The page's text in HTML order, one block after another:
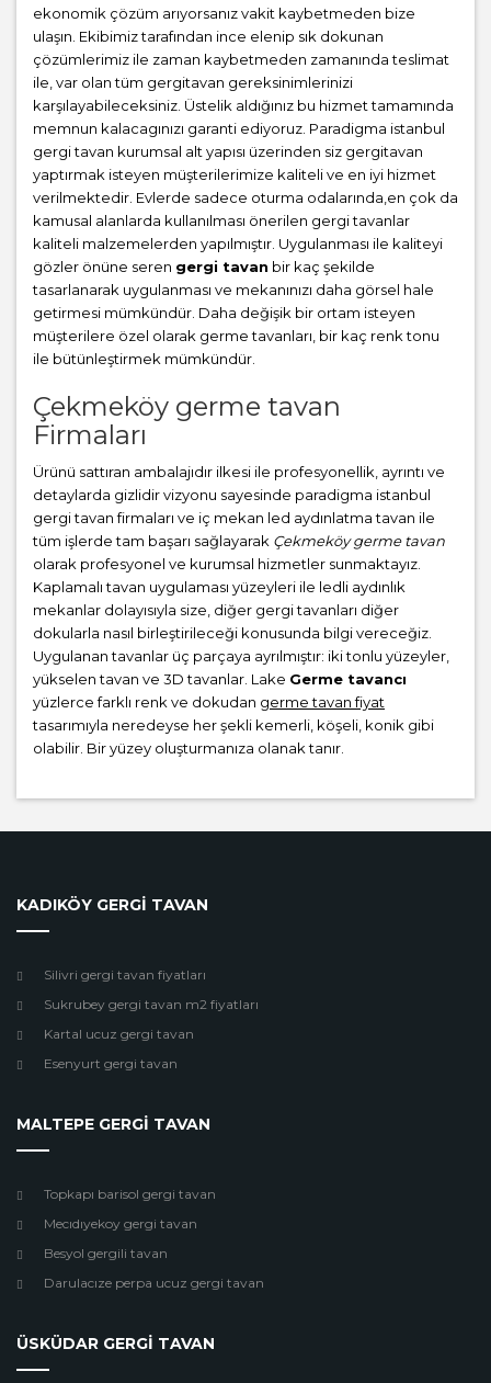
ekonomik çözüm arıyorsanız vakit kaybetmeden bize
ulaşın. Ekibimiz tarafından ince elenip sık dokunan
çözümlerimiz ile zaman kaybetmeden zamanında teslimat
ile, var olan tüm gergitavan gereksinimlerinizi
karşılayabileceksiniz. Üstelik aldığınız bu hizmet tamamında
memnun kalacagınızı garanti ediyoruz. Paradigma istanbul
gergi tavan kurumsal alt yapısı üzerinden siz gergitavan
yaptırmak isteyen müşterilerimize kaliteli ve en iyi hizmet
verilmektedir. Evlerde sadece oturma odalarında,en çok da
kamusal alanlarda kullanılması önerilen gergi tavanlar
kaliteli malzemelerden yapılmıştır. Uygulanması ile kaliteyi
gözler önüne seren gergi tavan bir kaç şekilde
tasarlanarak uygulanması ve mekanınızı daha görsel hale
getirmesi mümkündür. Daha değişik bir ortam isteyen
müşterilere özel olarak germe tavanları, bir kaç renk tonu
ile bütünleştirmek mümkündür.
Çekmeköy germe tavan
Firmaları
Ürünü sattıran ambalajıdır ilkesi ile profesyonellik, ayrıntı ve
detaylarda gizlidir vizyonu sayesinde paradigma istanbul
gergi tavan firmaları ve iç mekan led aydınlatma tavan ile
tüm işlerde tam başarı sağlayarak Çekmeköy germe tavan
olarak profesyonel ve kurumsal hizmetler sunmaktayız.
Kaplamalı tavan uygulaması yüzeyleri ile ledli aydınlık
mekanlar dolayısıyla size, diğer gergi tavanları diğer
dokularla nasıl birleştirileceği konusunda bilgi vereceğiz.
Uygulanan tavanlar üç parçaya ayrılmıştır: iki tonlu yüzeyler,
yükselen tavan ve 3D tavanlar. Lake Germe tavancı
yüzlerce farklı renk ve dokudan germe tavan fiyat
tasarımıyla neredeyse her şekli kemerli, köşeli, konik gibi
olabilir. Bir yüzey oluşturmanıza olanak tanır.
KADIKÖY GERGİ TAVAN
Silivri gergi tavan fiyatları
Sukrubey gergi tavan m2 fiyatları
Kartal ucuz gergi tavan
Esenyurt gergi tavan
MALTEPE GERGİ TAVAN
Topkapı barisol gergi tavan
Mecıdıyekoy gergi tavan
Besyol gergili tavan
Darulacıze perpa ucuz gergi tavan
ÜSKÜDAR GERGİ TAVAN